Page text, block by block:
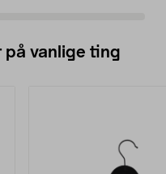
på vanlige ting